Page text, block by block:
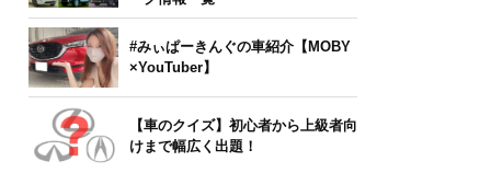
#みぃぱーきんぐの車紹介【MOBY
×YouTuber】
【車のクイズ】初心者から上級者向
けまで幅広く出題！